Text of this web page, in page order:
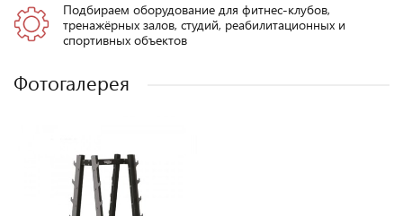
Подбираем оборудование для фитнес-клубов,
тренажёрных залов, студий, реабилитационных и
спортивных объектов
Фотогалерея